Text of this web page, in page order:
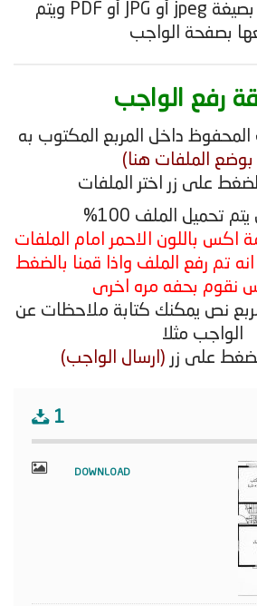
يتم تصدير الملف بصيغة jpeg أو JPG أو PDF ويتم
بصفحة الواجب
رفع الواجب
داخل المربع المكتوب به
الملفات هنا)
على زر اختر الملفات
تحميل الملف 100%
اكس باللون الاحمر امام الملفات
تم رفع الملف واذا قمنا بالضغط
نقوم بحفه مره اخرى
نص يمكنك كتابة ملاحظات عن
الواجب مثلا
على زر (ارسال الواجب)
1